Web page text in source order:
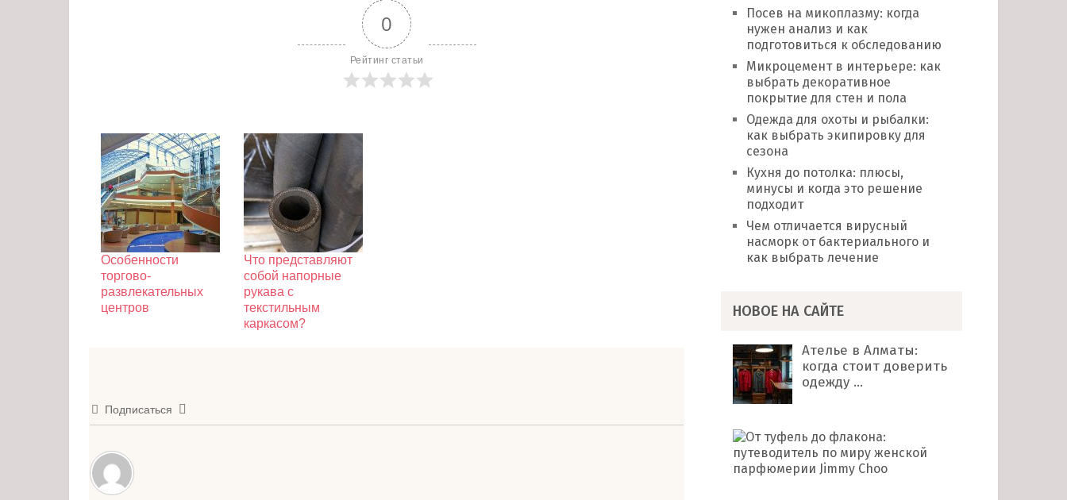
0
Рейтинг статьи
Особенности
торгово-
развлекательных
центров
Что представляют
собой напорные
рукава с
текстильным
каркасом?
Подписаться
Посев на микоплазму: когда
нужен анализ и как
подготовиться к обследованию
Микроцемент в интерьере: как
выбрать декоративное
покрытие для стен и пола
Одежда для охоты и рыбалки:
как выбрать экипировку для
сезона
Кухня до потолка: плюсы,
минусы и когда это решение
подходит
Чем отличается вирусный
насморк от бактериального и
как выбрать лечение
НОВОЕ НА САЙТЕ
Ателье в Алматы:
когда стоит доверить
одежду …